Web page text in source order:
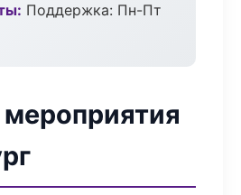
Поддержка: Пн-Пт